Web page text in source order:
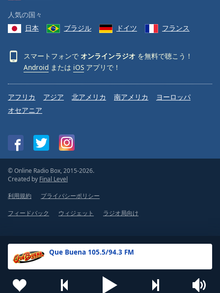
Que Buena 105.5/94.3 FM
人気の国々
日本
ブラジル ドイツ フランス
スマートフォンで オンラインラジオ を無料で聴こう！
Android または iOS アプリで！
アフリカ アジア 北アメリカ 南アメリカ
ヨーロッパ
オセアニア
© Online Radio Box, 2015-2026.
Created by Final Level
利用規約
プライバシーポリシー
フィードバック ウィジェット ラジオ局向け